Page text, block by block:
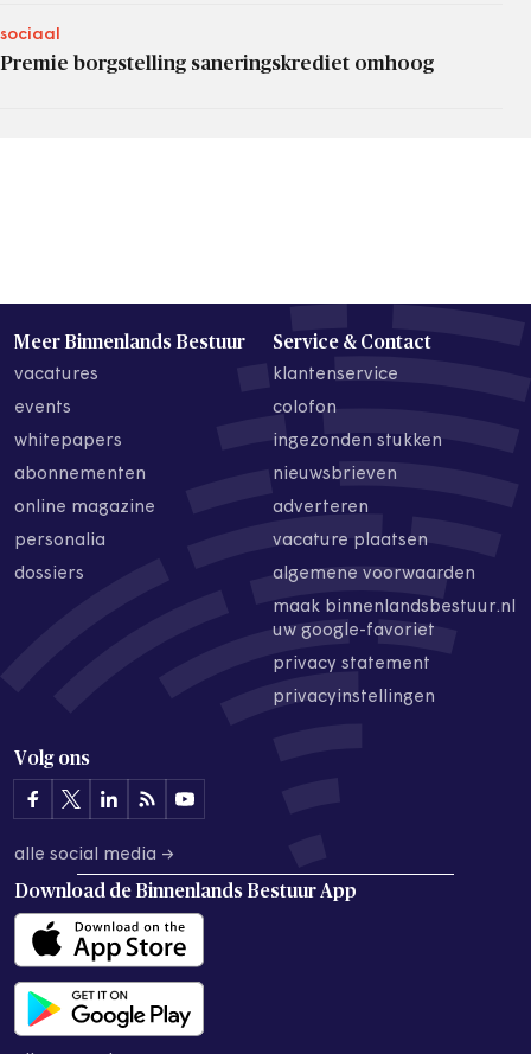
sociaal
Premie borgstelling saneringskrediet omhoog
Meer Binnenlands Bestuur
vacatures
events
whitepapers
abonnementen
online magazine
personalia
dossiers
Service & Contact
klantenservice
colofon
ingezonden stukken
nieuwsbrieven
adverteren
vacature plaatsen
algemene voorwaarden
maak binnenlandsbestuur.nl
uw google-favoriet
privacy statement
privacyinstellingen
Volg ons
alle social media →
Download de Binnenlands Bestuur App